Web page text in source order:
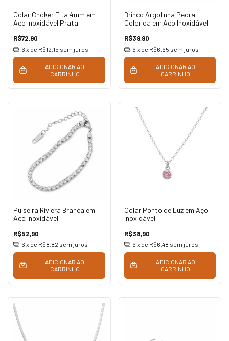
Colar Choker Fita 4mm em
Aço Inoxidável Prata
R$72,90
6 x de R$12,15 sem juros
ADICIONAR AO
CARRINHO
Brinco Argolinha Pedra
Colorida em Aço Inoxidável
R$39,90
6 x de R$6,65 sem juros
ADICIONAR AO
CARRINHO
Pulseira Riviera Branca em
Aço Inoxidável
R$52,90
6 x de R$8,82 sem juros
ADICIONAR AO
CARRINHO
Colar Ponto de Luz em Aço
Inoxidável
R$38,90
6 x de R$6,48 sem juros
ADICIONAR AO
CARRINHO